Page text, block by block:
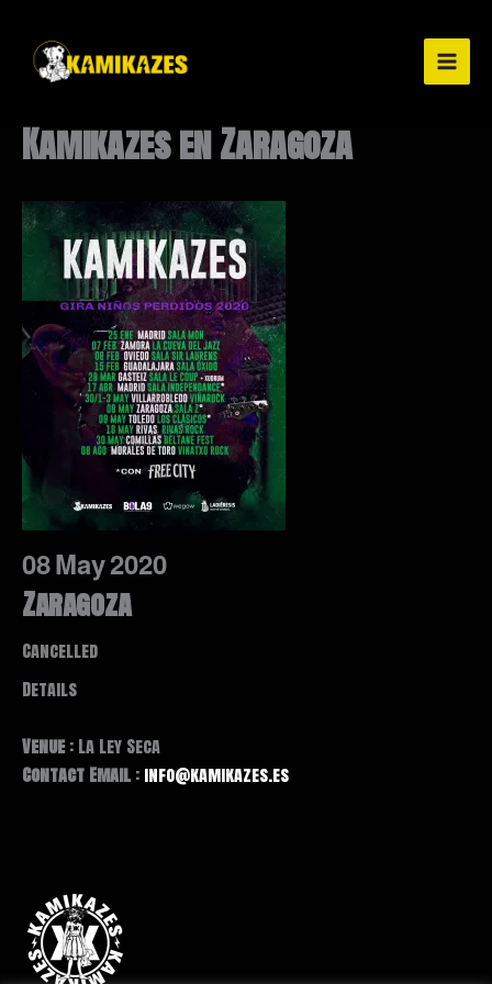
contenido
Kamikazes en Zaragoza
08May2020
Zaragoza
Cancelled
Details
Venue : La Ley Seca
Contact Email : info@kamikazes.es